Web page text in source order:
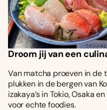
Droom jij van een
Van matcha proeven in de
plukken in de bergen van
izakaya’s in Tokio, Osaka
voor echte foodies.